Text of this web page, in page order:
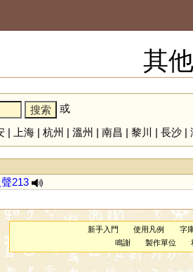
其
或
| 上海| 杭州 | 溫州 | 南昌 | 黎川 | 長沙|
聲213
新手入門 使用凡例 字
鳴謝
製作單位